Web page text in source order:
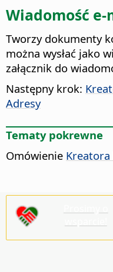
Wiadomość e-
Tworzy dokumenty
można wysłać jako
załącznik do
Następny krok:
Adresy
Tematy pokrewne
Omówienie